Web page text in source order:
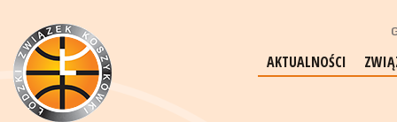
AKTUALNOŚCI